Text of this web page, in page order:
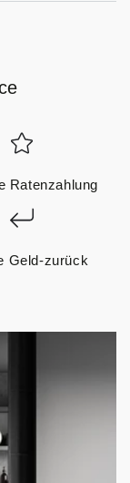
Ratenzahlung
Geld-zurück